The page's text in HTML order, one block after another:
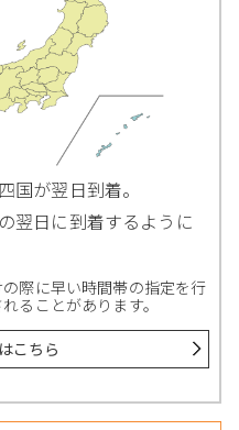
国が翌日到着。
翌日に到着するように
際に早い時間帯の指定を行
ることがあります。
こちら